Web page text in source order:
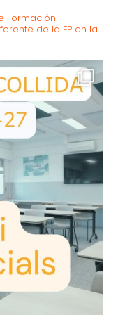
Formación
de la FP en la